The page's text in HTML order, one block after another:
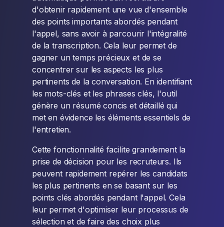
d'obtenir rapidement une vue d'ensemble
des points importants abordés pendant
l'appel, sans avoir à parcourir l'intégralité
de la transcription. Cela leur permet de
gagner un temps précieux et de se
concentrer sur les aspects les plus
pertinents de la conversation. En identifiant
les mots-clés et les phrases clés, l'outil
génère un résumé concis et détaillé qui
met en évidence les éléments essentiels de
l'entretien.
Cette fonctionnalité facilite grandement la
prise de décision pour les recruteurs. Ils
peuvent rapidement repérer les candidats
les plus pertinents en se basant sur les
points clés abordés pendant l'appel. Cela
leur permet d'optimiser leur processus de
sélection et de faire des choix plus